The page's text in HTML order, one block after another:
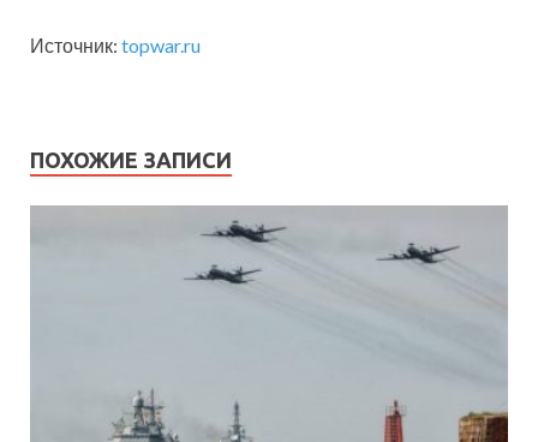
Источник: topwar.ru
ПОХОЖИЕ ЗАПИСИ